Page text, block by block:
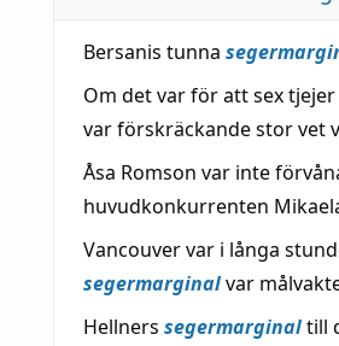
Bersanis tunna
Om det var för att sex
var förskräckande stor vet
Åsa Romson var inte
huvudkonkurrenten
Vancouver var i långa
segermarginalvar
Hellners segermarginaltill